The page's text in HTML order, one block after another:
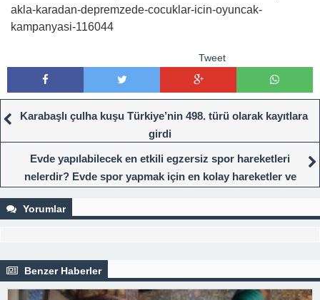
akla-karadan-depremzede-cocuklar-icin-oyuncak-
kampanyasi-116044
Tweet
Karabaşlı çulha kuşu Türkiye’nin 498. türü olarak kayıtlara
girdi
Evde yapılabilecek en etkili egzersiz spor hareketleri
nelerdir? Evde spor yapmak için en kolay hareketler ve
Yorumlar
Benzer Haberler